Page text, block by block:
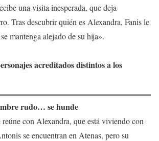
una visita inesperada, que deja
Tras descubrir quién es Alexandra, Fanis le
mantenga alejado de su hija».
acreditados distintos a los
rudo… se hunde
con Alexandra, que está viviendo con
se encuentran en Atenas, pero su